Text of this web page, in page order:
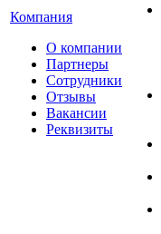
Компания
О компании
Партнеры
Сотрудники
Отзывы
Вакансии
Реквизиты